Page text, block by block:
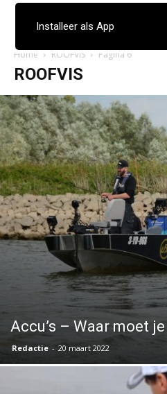
Home ROOFVIS Pagina 6
ROOFVIS
Accu’s – Waar moet
Redactie - 20 maart 2022
Installeer als App